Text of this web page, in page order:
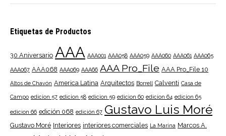
Etiquetas de Productos
30 Aniversario AAA AAA001 AAA058 AAA059 AAA060 AAA061 AAA065
AAA067 AAA068 AAA069 AAA66 AAA Pro_File AAA Pro_File 10
Altos de Chavón America Latina Arquitectos Borrell Calventi Casa de
Campo edicion 57 edicion 58 edicion 59 edicion 60 edicion 64 edicion 65
edicion 66 edición 068 edición 67 Gustavo Luis Moré
Gustavo Moré Interiores interiores comerciales La Marina Marcos A.